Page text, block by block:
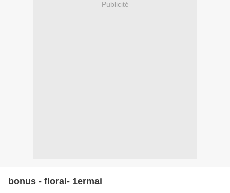
Publicité
bonus - floral- 1ermai